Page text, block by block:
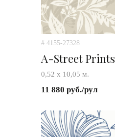
# 4155-27328
A-Street Prints
0,52 х 10,05 м.
11 880 руб./рул